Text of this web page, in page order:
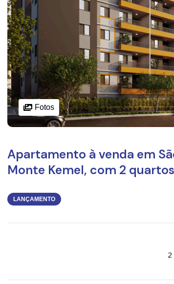
Fotos
Apartamento à venda em
Monte Kemel, com 2
LANÇAMENTO